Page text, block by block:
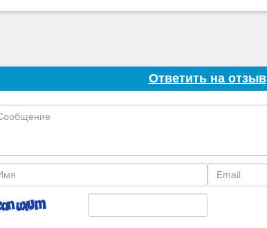
Ответить на отзыв